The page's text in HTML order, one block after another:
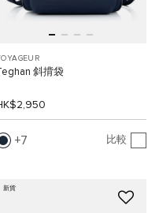
斜揹袋
7 比較
新貨